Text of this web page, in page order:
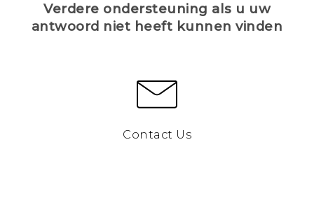
Verdere ondersteuning als u uw
antwoord niet heeft kunnen vinden
Contact Us